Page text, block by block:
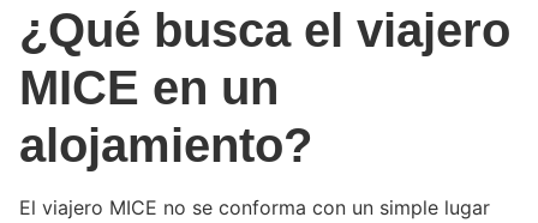
¿Qué busca el viajero
MICE en un
alojamiento?
El viajero MICE no se conforma con un simple lugar